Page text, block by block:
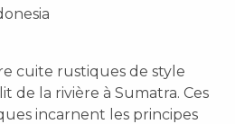
cuite rustiques de style
de la rivière à Sumatra. Ces
incarnent les principes